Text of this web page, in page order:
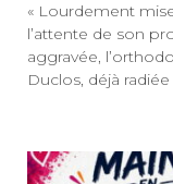
« Lourdement
l’attente de son
aggravée,
Duclos, déjà